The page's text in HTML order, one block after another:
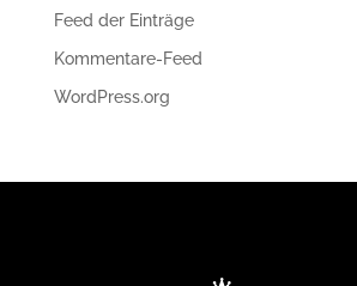
Feed der Einträge
Kommentare-Feed
WordPress.org